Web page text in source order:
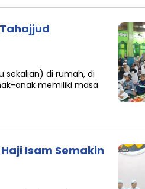
sekalian) di rumah, di
anak memiliki masa
Isam Semakin